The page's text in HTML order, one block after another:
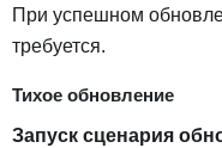
При успешном
требуется.
Тихое обновление
Запуск сценария